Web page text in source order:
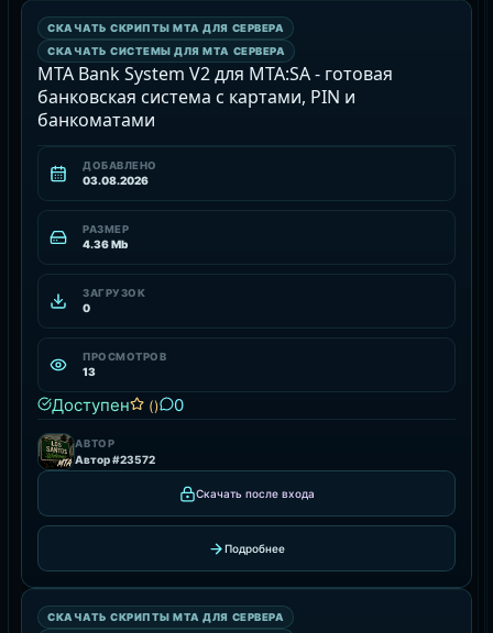
РЕСУРС
СКАЧАТЬ СКРИПТЫ MTA ДЛЯ СЕРВЕРА
СКАЧАТЬ СИСТЕМЫ ДЛЯ MTA СЕРВЕРА
MTA Bank System V2 для MTA:SA - готовая
банковская система с картами, PIN и
банкоматами
ДОБАВЛЕНО
03.08.2026
РАЗМЕР
4.36 Mb
ЗАГРУЗОК
0
ПРОСМОТРОВ
13
Доступен () 0
АВТОР
Автор #23572
Скачать после входа
Подробнее
РЕСУРС
СКАЧАТЬ СИСТЕМЫ ДЛЯ MTA СЕРВЕРА
СКАЧАТЬ СКРИПТЫ MTA ДЛЯ СЕРВЕРА